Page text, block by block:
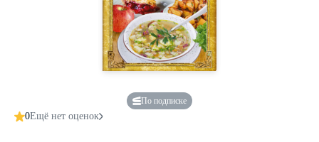
По подписке
0Ещё нет оценок